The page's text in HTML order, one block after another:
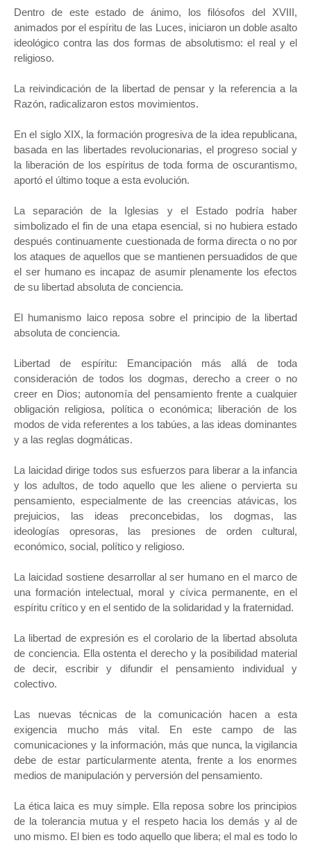
Dentro de este estado de ánimo, los filósofos del XVIII,
animados por el espíritu de las Luces, iniciaron un doble asalto
ideológico contra las dos formas de absolutismo: el real y el
religioso.
La reivindicación de la libertad de pensar y la referencia a la
Razón, radicalizaron estos movimientos.
En el siglo XIX, la formación progresiva de la idea republicana,
basada en las libertades revolucionarias, el progreso social y
la liberación de los espíritus de toda forma de oscurantismo,
aportó el último toque a esta evolución.
La separación de la Iglesias y el Estado podría haber
simbolizado el fin de una etapa esencial, si no hubiera estado
después continuamente cuestionada de forma directa o no por
los ataques de aquellos que se mantienen persuadidos de que
el ser humano es incapaz de asumir plenamente los efectos
de su libertad absoluta de conciencia.
El humanismo laico reposa sobre el principio de la libertad
absoluta de conciencia.
Libertad de espíritu: Emancipación más allá de toda
consideración de todos los dogmas, derecho a creer o no
creer en Dios; autonomía del pensamiento frente a cualquier
obligación religiosa, política o económica; liberación de los
modos de vida referentes a los tabúes, a las ideas dominantes
y a las reglas dogmáticas.
La laicidad dirige todos sus esfuerzos para liberar a la infancia
y los adultos, de todo aquello que les aliene o pervierta su
pensamiento, especialmente de las creencias atávicas, los
prejuicios, las ideas preconcebidas, los dogmas, las
ideologías opresoras, las presiones de orden cultural,
económico, social, político y religioso.
La laicidad sostiene desarrollar al ser humano en el marco de
una formación intelectual, moral y cívica permanente, en el
espíritu crítico y en el sentido de la solidaridad y la fraternidad.
La libertad de expresión es el corolario de la libertad absoluta
de conciencia. Ella ostenta el derecho y la posibilidad material
de decir, escribir y difundir el pensamiento individual y
colectivo.
Las nuevas técnicas de la comunicación hacen a esta
exigencia mucho más vital. En este campo de las
comunicaciones y la información, más que nunca, la vigilancia
debe de estar particularmente atenta, frente a los enormes
medios de manipulación y perversión del pensamiento.
La ética laica es muy simple. Ella reposa sobre los principios
de la tolerancia mutua y el respeto hacia los demás y al de
uno mismo. El bien es todo aquello que libera; el mal es todo lo